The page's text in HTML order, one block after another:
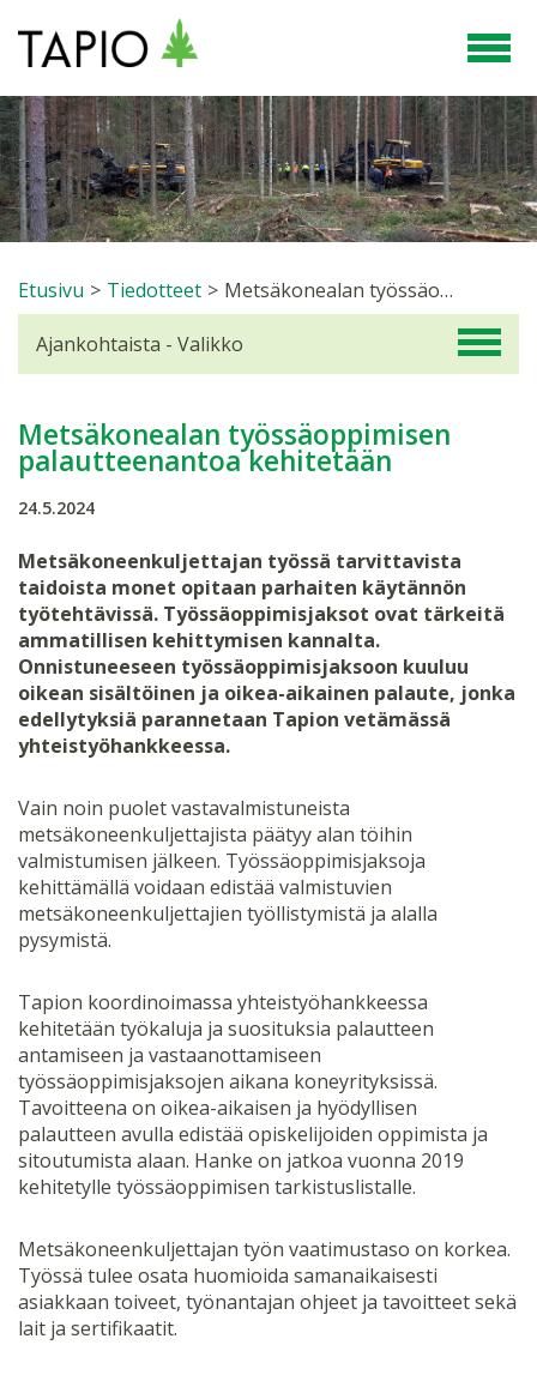
Etusivu > Tiedotteet > Metsäkonealan työssäoppimisen palautteenantoa kehitetään
Metsäkonealan työssäoppimisen
palautteenantoa kehitetään
24.5.2024
Metsäkoneenkuljettajan työssä tarvittavista
taidoista monet opitaan parhaiten käytännön
työtehtävissä. Työssäoppimisjaksot ovat tärkeitä
ammatillisen kehittymisen kannalta.
Onnistuneeseen työssäoppimisjaksoon kuuluu
oikean sisältöinen ja oikea-aikainen palaute, jonka
edellytyksiä parannetaan Tapion vetämässä
yhteistyöhankkeessa.
Vain noin puolet vastavalmistuneista
metsäkoneenkuljettajista päätyy alan töihin
valmistumisen jälkeen. Työssäoppimisjaksoja
kehittämällä voidaan edistää valmistuvien
metsäkoneenkuljettajien työllistymistä ja alalla
pysymistä.
Tapion koordinoimassa yhteistyöhankkeessa
kehitetään työkaluja ja suosituksia palautteen
antamiseen ja vastaanottamiseen
työssäoppimisjaksojen aikana koneyrityksissä.
Tavoitteena on oikea-aikaisen ja hyödyllisen
palautteen avulla edistää opiskelijoiden oppimista ja
sitoutumista alaan. Hanke on jatkoa vuonna 2019
kehitetylle työssäoppimisen tarkistuslistalle.
Metsäkoneenkuljettajan työn vaatimustaso on korkea.
Työssä tulee osata huomioida samanaikaisesti
asiakkaan toiveet, työnantajan ohjeet ja tavoitteet sekä
lait ja sertifikaatit.
Ajankohtaista - Valikko